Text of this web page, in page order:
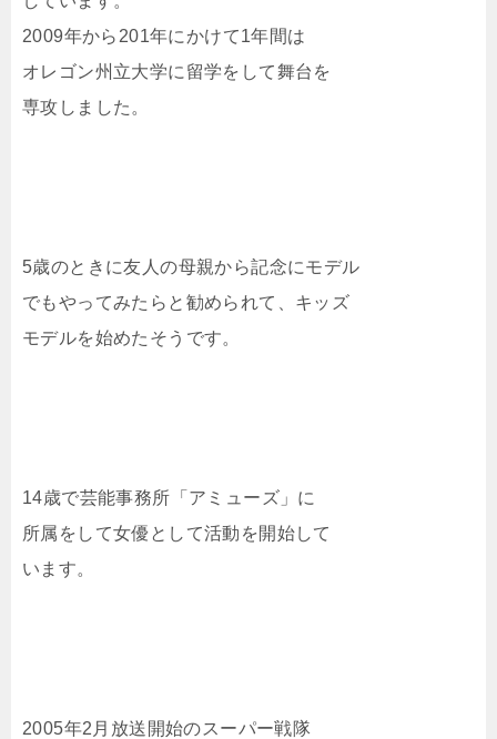
2009年から201年にかけて1年間は
オレゴン州立大学に留学をして舞台を
専攻しました。
5歳のときに友人の母親から記念にモデル
でもやってみたらと勧められて、キッズ
モデルを始めたそうです。
14歳で芸能事務所「アミューズ」に
所属をして女優として活動を開始して
います。
2005年2月放送開始のスーパー戦隊